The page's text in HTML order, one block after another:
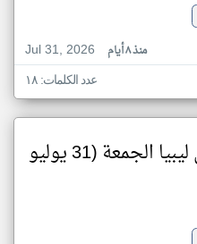
Jul 31, 2026
منذ ٨ أيام
عدد الكلمات: ١٨
حالة الطقس في ليبيا الجمعة (31 يوليو